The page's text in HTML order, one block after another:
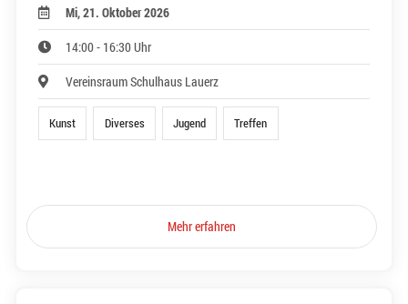
Mi, 21. Oktober 2026
14:00 - 16:30 Uhr
Vereinsraum Schulhaus Lauerz
Kunst Diverses Jugend Treffen
Mehr erfahren